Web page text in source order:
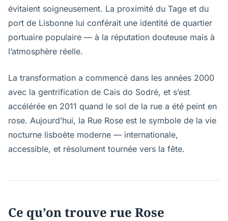
évitaient soigneusement. La proximité du Tage et du
port de Lisbonne lui conférait une identité de quartier
portuaire populaire — à la réputation douteuse mais à
l’atmosphère réelle.
La transformation a commencé dans les années 2000
avec la gentrification de Cais do Sodré, et s’est
accélérée en 2011 quand le sol de la rue a été peint en
rose. Aujourd’hui, la Rue Rose est le symbole de la vie
nocturne lisboète moderne — internationale,
accessible, et résolument tournée vers la fête.
Ce qu’on trouve rue Rose